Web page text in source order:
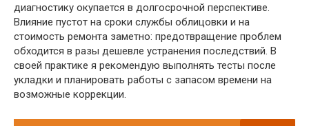
диагностику окупается в долгосрочной перспективе.
Влияние пустот на сроки службы облицовки и на
стоимость ремонта заметно: предотвращение проблем
обходится в разы дешевле устранения последствий. В
своей практике я рекомендую выполнять тесты после
укладки и планировать работы с запасом времени на
возможные коррекции.